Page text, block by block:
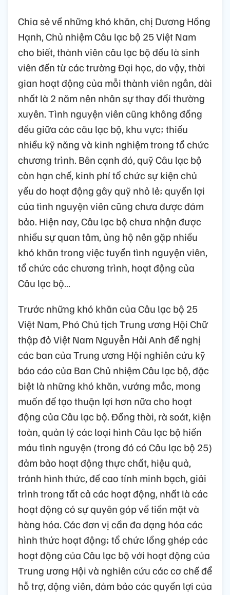
Chia sẻ về những khó khăn, chị Dương Hồng
Hạnh, Chủ nhiệm Câu lạc bộ 25 Việt Nam
cho biết, thành viên câu lạc bộ đều là sinh
viên đến từ các trường Đại học, do vậy, thời
gian hoạt động của mỗi thành viên ngắn, dài
nhất là 2 năm nên nhân sự thay đổi thường
xuyên. Tình nguyện viên cũng không đồng
đều giữa các câu lạc bộ, khu vực; thiếu
nhiều kỹ năng và kinh nghiệm trong tổ chức
chương trình. Bên cạnh đó, quỹ Câu lạc bộ
còn hạn chế, kinh phí tổ chức sự kiện chủ
yếu do hoạt động gây quỹ nhỏ lẻ; quyền lợi
của tình nguyện viên cũng chưa được đảm
bảo. Hiện nay, Câu lạc bộ chưa nhận được
nhiều sự quan tâm, ủng hộ nên gặp nhiều
khó khăn trong việc tuyển tình nguyện viên,
tổ chức các chương trình, hoạt động của
Câu lạc bộ…
Trước những khó khăn của Câu lạc bộ 25
Việt Nam, Phó Chủ tịch Trung ương Hội Chữ
thập đỏ Việt Nam Nguyễn Hải Anh đề nghị
các ban của Trung ương Hội nghiên cứu kỹ
báo cáo của Ban Chủ nhiệm Câu lạc bộ, đặc
biệt là những khó khăn, vướng mắc, mong
muốn để tạo thuận lợi hơn nữa cho hoạt
động của Câu lạc bộ. Đồng thời, rà soát, kiện
toàn, quản lý các loại hình Câu lạc bộ hiến
máu tình nguyện (trong đó có Câu lạc bộ 25)
đảm bảo hoạt động thực chất, hiệu quả,
tránh hình thức, đề cao tính minh bạch, giải
trình trong tất cả các hoạt động, nhất là các
hoạt động có sự quyên góp về tiền mặt và
hàng hóa. Các đơn vị cần đa dạng hóa các
hình thức hoạt động; tổ chức lồng ghép các
hoạt động của Câu lạc bộ với hoạt động của
Trung ương Hội và nghiên cứu các cơ chế để
hỗ trợ, động viên, đảm bảo các quyền lợi của